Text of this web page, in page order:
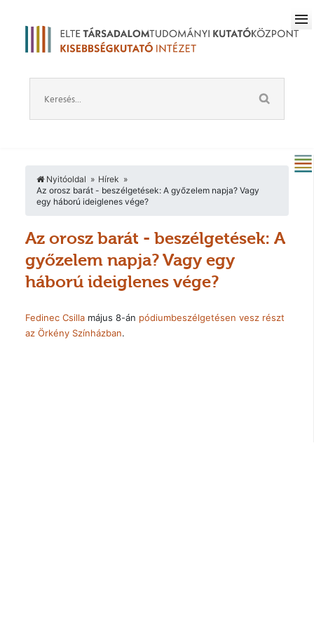
Nyitóoldal
Hírek
Az orosz barát - beszélgetések: A győzelem napja? Vagy
egy háború ideiglenes vége?
Az orosz barát - beszélgetések: A
győzelem napja? Vagy egy
háború ideiglenes vége?
Fedinec Csillamájus 8-án pódiumbeszélgetésen vesz részt
az Örkény Színházban.